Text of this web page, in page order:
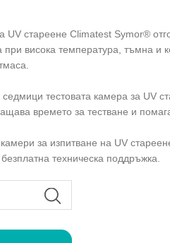
UV стареене Climatest Symor®
при висока температура, тъмна
тестовата камера за UV
времето за тестване и
за изпитване на UV
техническа поддръжка.